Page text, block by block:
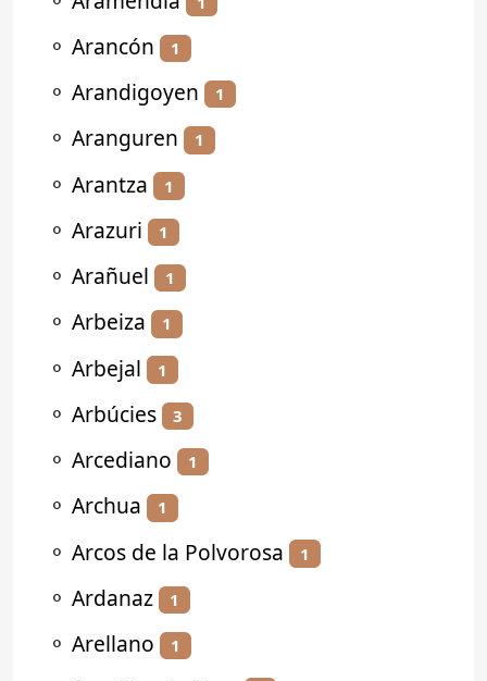
⚬ Arancón 1
⚬ Arandigoyen 1
⚬ Aranguren 1
⚬ Arantza 1
⚬ Arazuri 1
⚬ Arañuel 1
⚬ Arbeiza 1
⚬ Arbejal 1
⚬ Arbúcies 3
⚬ Arcediano 1
⚬ Archua 1
⚬ Arcos de la Polvorosa 1
⚬ Ardanaz 1
⚬ Arellano 1